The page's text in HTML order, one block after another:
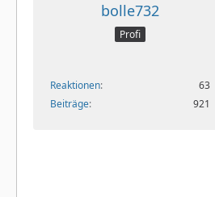
bolle732
Profi
Reaktionen
63
Beiträge
921